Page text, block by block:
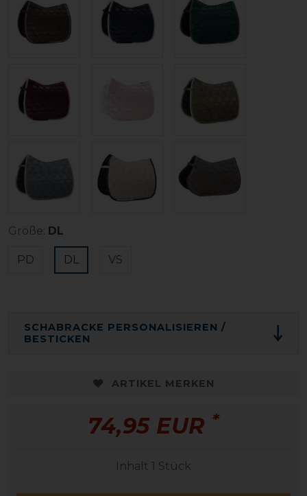
Größe: DL
PD DL VS
SCHABRACKE PERSONALISIEREN /
BESTICKEN
ARTIKEL MERKEN
74,95 EUR *
Inhalt 1 Stück